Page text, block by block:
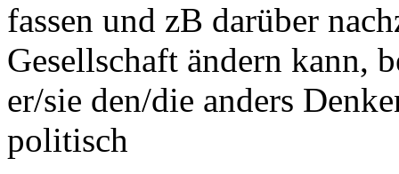
fassen und zB darüber
Gesellschaft ändern kann,
er/sie den/die anders
politisch